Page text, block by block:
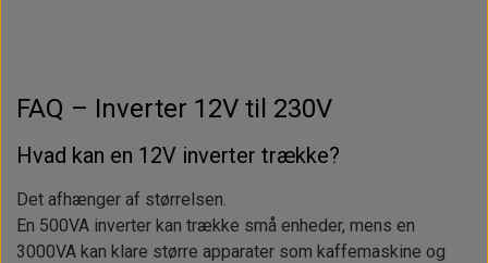
FAQ – Inverter 12V til 230V
Hvad kan en 12V inverter trække?
Det afhænger af størrelsen.
En 500VA inverter kan trække små enheder, mens en
3000VA kan klare større apparater som kaffemaskine og